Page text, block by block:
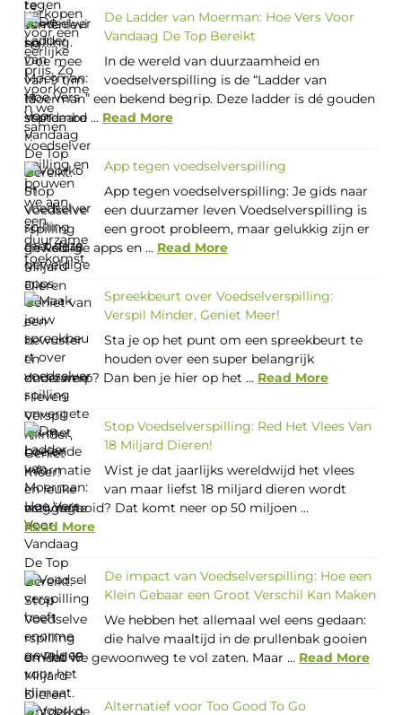
De Ladder van Moerman: Hoe Vers Voor
Vandaag De Top Bereikt
In de wereld van duurzaamheid en
voedselverspilling is de “Ladder van
Moerman” een bekend begrip. Deze ladder is dé gouden
standaard ... Read More
App tegen voedselverspilling
App tegen voedselverspilling: Je gids naar
een duurzamer leven Voedselverspilling is
een groot probleem, maar gelukkig zijn er
geweldige apps en ... Read More
Spreekbeurt over Voedselverspilling:
Verspil Minder, Geniet Meer!
Sta je op het punt om een spreekbeurt te
houden over een super belangrijk
onderwerp? Dan ben je hier op het ... Read More
Stop Voedselverspilling: Red Het Vlees Van
18 Miljard Dieren!
Wist je dat jaarlijks wereldwijd het vlees
van maar liefst 18 miljard dieren wordt
weggegooid? Dat komt neer op 50 miljoen ...
Read More
De impact van Voedselverspilling: Hoe een
Klein Gebaar een Groot Verschil Kan Maken
We hebben het allemaal wel eens gedaan:
die halve maaltijd in de prullenbak gooien
omdat we gewoonweg te vol zaten. Maar ... Read More
Alternatief voor Too Good To Go